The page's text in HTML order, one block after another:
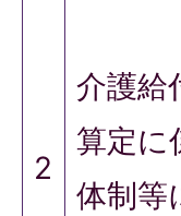
2
介護給
算定に
体制等